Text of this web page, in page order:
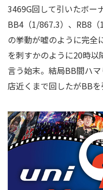
3469G回して引いたボー
BB4（1/867.3）、RB8
の挙動が嘘のように完全
を刺すかのように20時以
言う始末。結局BB間ハ
店近くまで回したがBBを